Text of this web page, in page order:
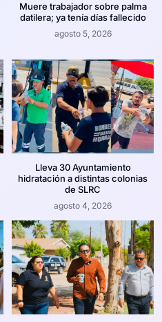
Muere trabajador sobre palma
datilera; ya tenía días fallecido
agosto 5, 2026
Lleva 30 Ayuntamiento
hidratación a distintas colonias
de SLRC
agosto 4, 2026